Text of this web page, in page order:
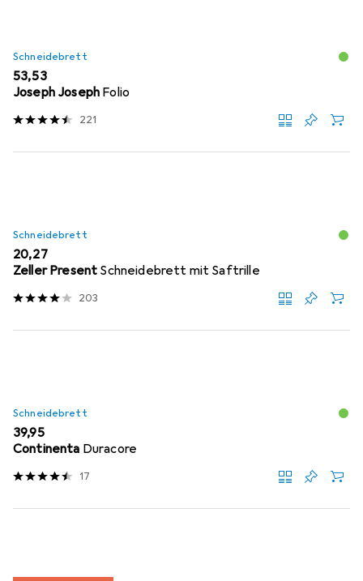
Schneidebrett
EUR
53,53
Joseph Joseph Folio
221
Schneidebrett
EUR
20,27
Zeller Present Schneidebrett mit Saftrille
203
Schneidebrett
EUR
39,95
Continenta Duracore
17